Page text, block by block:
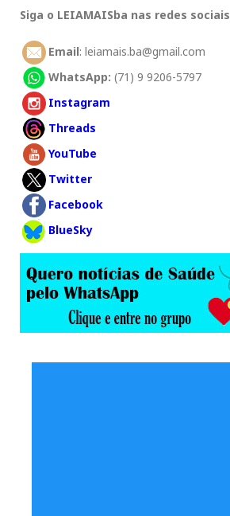
Siga o LEIAMAISba nas redes sociais
Email: leiamais.ba@gmail.com
WhatsApp: (71) 9 9206-5797
Instagram
Threads
YouTube
Twitter
Facebook
BlueSky